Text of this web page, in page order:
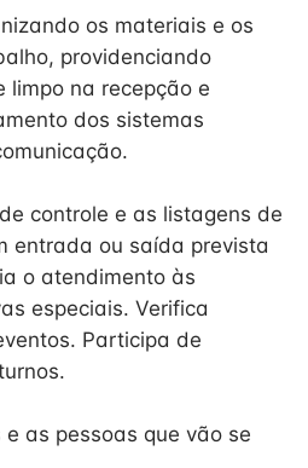
os materiais e os
providenciando
limpo na recepção e
dos sistemas
controle e as listagens de
entrada ou saída prevista
o atendimento às
especiais. Verifica
Participa de
as pessoas que vão se